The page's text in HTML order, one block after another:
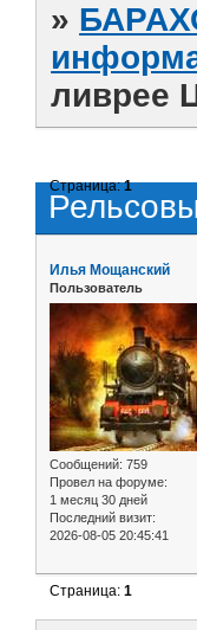
»
ливрее
Страница:1
Илья Мощанский
Пользователь
Сообщений: 759
Провел на форуме:
1 месяц 30 дней
Последний визит:
2026-08-05 20:45:41
Страница:1